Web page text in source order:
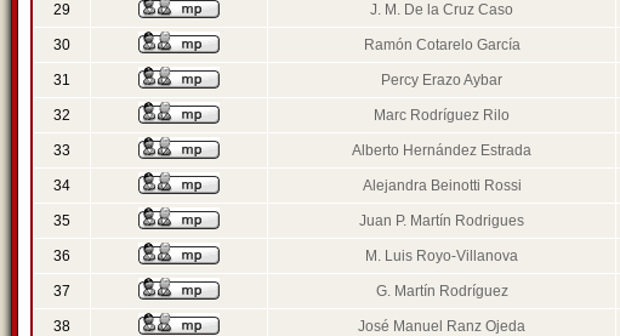
29 J. M. De la Cruz Caso
30 Ramón Cotarelo García
31 Percy Erazo Aybar
32 Marc Rodríguez Rilo
33 Alberto Hernández Estrada
34 Alejandra Beinotti Rossi
35 Juan P. Martín Rodrigues
36 M. Luis Royo-Villanova
37 G. Martín Rodríguez
38 José Manuel Ranz Ojeda